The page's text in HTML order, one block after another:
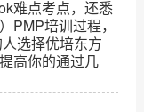
难点考点，还悉
PMP培训过程，
选择优培东方
高你的通过几